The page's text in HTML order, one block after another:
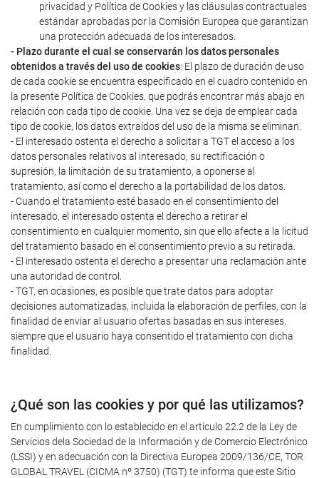
privacidad y Política de Cookies y las cláusulas contractuales
estándar aprobadas por la Comisión Europea que garantizan
una protección adecuada de los interesados.
- Plazo durante el cual se conservarán los datos personales
obtenidos a través del uso de cookies: El plazo de duración de uso
de cada cookie se encuentra especificado en el cuadro contenido en
la presente Política de Cookies, que podrás encontrar más abajo en
relación con cada tipo de cookie. Una vez se deja de emplear cada
tipo de cookie, los datos extraídos del uso de la misma se eliminan.
- El interesado ostenta el derecho a solicitar a TGT el acceso a los
datos personales relativos al interesado, su rectificación o
supresión, la limitación de su tratamiento, a oponerse al
tratamiento, así como el derecho a la portabilidad de los datos.
- Cuando el tratamiento esté basado en el consentimiento del
interesado, el interesado ostenta el derecho a retirar el
consentimiento en cualquier momento, sin que ello afecte a la licitud
del tratamiento basado en el consentimiento previo a su retirada.
- El interesado ostenta el derecho a presentar una reclamación ante
una autoridad de control.
- TGT, en ocasiones, es posible que trate datos para adoptar
decisiones automatizadas, incluida la elaboración de perfiles, con la
finalidad de enviar al usuario ofertas basadas en sus intereses,
siempre que el usuario haya consentido el tratamiento con dicha
finalidad.
¿Qué son las cookies y por qué las utilizamos?
En cumplimiento con lo establecido en el artículo 22.2 de la Ley de
Servicios dela Sociedad de la Información y de Comercio Electrónico
(LSSI) y en adecuación con la Directiva Europea 2009/136/CE, TOR
GLOBAL TRAVEL (CICMA nº 3750) (TGT) te informa que este Sitio